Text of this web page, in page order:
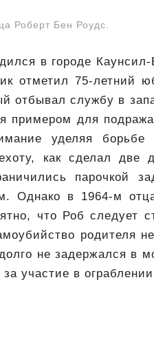
Роберт Бен Роудс.
в городе
отметил 75-летний
отбывал службу в
примером для
уделяя
как сделал две
парочкой
Однако в 1964-м
что Роб следует
родителя
не задержался в
участие в